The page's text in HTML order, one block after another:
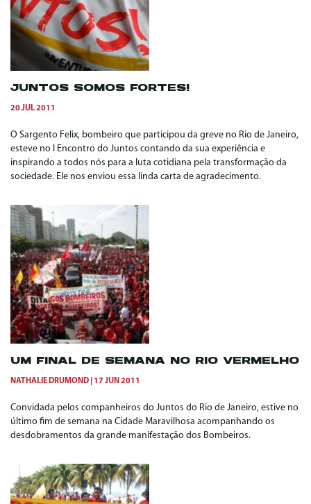
JUNTOS SOMOS FORTES!
20 JUL 2011
O Sargento Felix, bombeiro que participou da greve no Rio de Janeiro,
esteve no I Encontro do Juntos contando da sua experiência e
inspirando a todos nós para a luta cotidiana pela transformação da
sociedade. Ele nos enviou essa linda carta de agradecimento.
UM FINAL DE SEMANA NO RIO VERMELHO
NATHALIE DRUMOND 17 JUN 2011
Convidada pelos companheiros do Juntos do Rio de Janeiro, estive no
último fim de semana na Cidade Maravilhosa acompanhando os
desdobramentos da grande manifestação dos Bombeiros.